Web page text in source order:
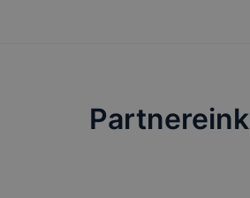
Partnereink